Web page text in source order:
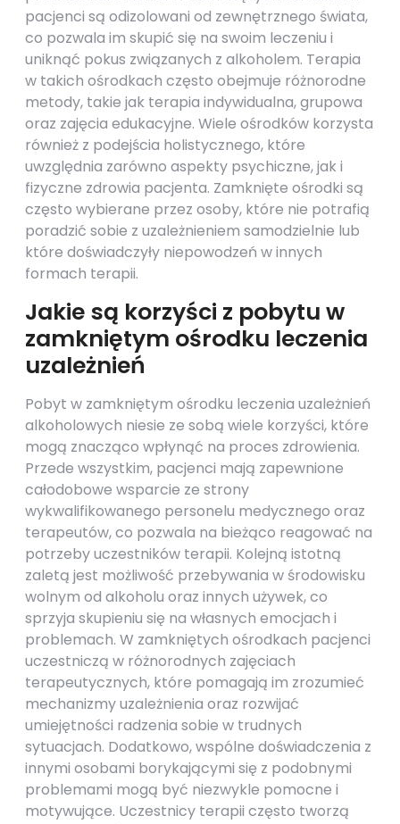
pacjenci są odizolowani od zewnętrznego świata,
co pozwala im skupić się na swoim leczeniu i
uniknąć pokus związanych z alkoholem. Terapia
w takich ośrodkach często obejmuje różnorodne
metody, takie jak terapia indywidualna, grupowa
oraz zajęcia edukacyjne. Wiele ośrodków korzysta
również z podejścia holistycznego, które
uwzględnia zarówno aspekty psychiczne, jak i
fizyczne zdrowia pacjenta. Zamknięte ośrodki są
często wybierane przez osoby, które nie potrafią
poradzić sobie z uzależnieniem samodzielnie lub
które doświadczyły niepowodzeń w innych
formach terapii.
Jakie są korzyści z pobytu w
zamkniętym ośrodku leczenia
uzależnień
Pobyt w zamkniętym ośrodku leczenia uzależnień
alkoholowych niesie ze sobą wiele korzyści, które
mogą znacząco wpłynąć na proces zdrowienia.
Przede wszystkim, pacjenci mają zapewnione
całodobowe wsparcie ze strony
wykwalifikowanego personelu medycznego oraz
terapeutów, co pozwala na bieżąco reagować na
potrzeby uczestników terapii. Kolejną istotną
zaletą jest możliwość przebywania w środowisku
wolnym od alkoholu oraz innych używek, co
sprzyja skupieniu się na własnych emocjach i
problemach. W zamkniętych ośrodkach pacjenci
uczestniczą w różnorodnych zajęciach
terapeutycznych, które pomagają im zrozumieć
mechanizmy uzależnienia oraz rozwijać
umiejętności radzenia sobie w trudnych
sytuacjach. Dodatkowo, wspólne doświadczenia z
innymi osobami borykającymi się z podobnymi
problemami mogą być niezwykle pomocne i
motywujące. Uczestnicy terapii często tworzą